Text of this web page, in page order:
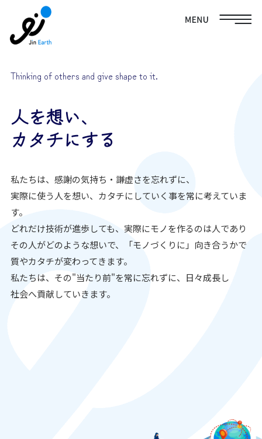
Thinking of others and give shape to it.
人を想い、
カタチにする
私たちは、感謝の気持ち・謙虚さを忘れずに、
実際に使う人を想い、カタチにしていく事を常に考えていま
す。
どれだけ技術が進歩しても、実際にモノを作るのは人であり
その人がどのような想いで、「モノづくりに」向き合うかで
質やカタチが変わってきます。
私たちは、その"当たり前"を常に忘れずに、日々成長し
社会へ貢献していきます。